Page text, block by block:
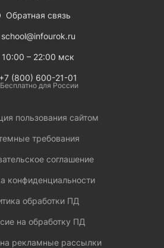
Обратная связь
school@infourok.ru
10:00 – 22:00 мск
+7 (800) 600-21-01
Бесплатно для России
пользования сайтом
требования
соглашение
конфиденциальности
обработки ПД
на обработку ПД
на рекламные рассылки